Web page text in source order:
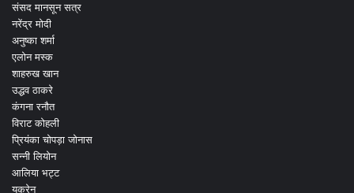
संसद मानसून सत्र
नरेंद्र मोदी
अनुष्का शर्मा
एलोन मस्क
शाहरुख खान
उद्धव ठाकरे
कंगना रनौत
विराट कोहली
प्रियंका चोपड़ा जोनास
सन्नी लियोन
आलिया भट्ट
यूक्रेन